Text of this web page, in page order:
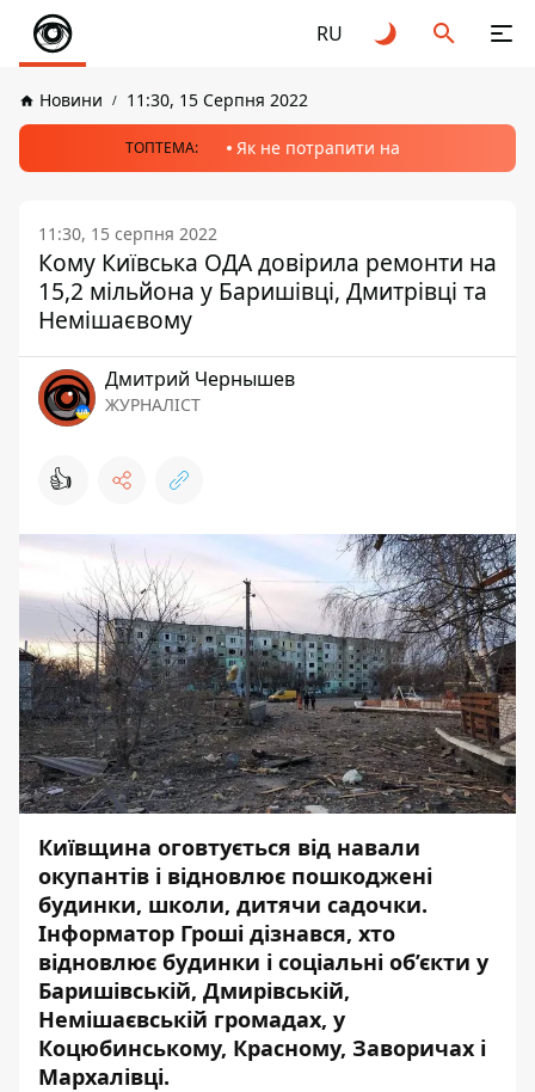
RU
Новини 11:30, 15 Серпня 2022
ТОПТЕМА: Як не потрапити на
11:30, 15 серпня 2022
Кому Київська ОДА довірила ремонти на
15,2 мільйона у Баришівці, Дмитрівці та
Немішаєвому
Дмитрий Чернышев
ЖУРНАЛІСТ
👍
Київщина оговтується від навали
окупантів і відновлює пошкоджені
будинки, школи, дитячи садочки.
Інформатор Гроші дізнався, хто
відновлює будинки і соціальні об’єкти у
Баришівській, Дмирівській,
Немішаєвській громадах, у
Коцюбинському, Красному, Заворичах і
Мархалівці.